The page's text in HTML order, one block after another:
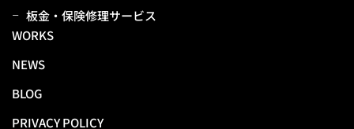
板⾦・保険修理サービス
WORKS
NEWS
BLOG
PRIVACY POLICY